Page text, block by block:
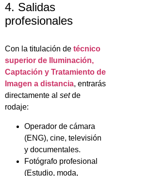
4. Salidas
profesionales
Con la titulación de técnico
superior de Iluminación,
Captación y Tratamiento de
Imagen a distancia, entrarás
directamente al setde
rodaje:
Operador de cámara
(ENG), cine, televisión
y documentales.
Fotógrafo profesional
(Estudio, moda,